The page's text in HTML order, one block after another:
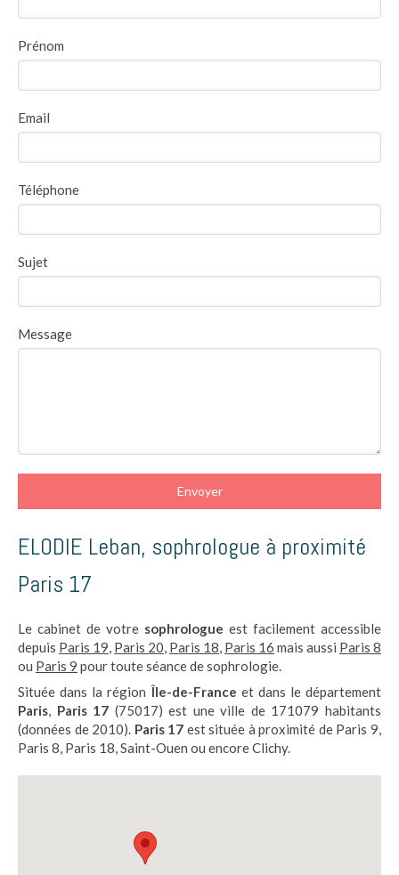
Prénom
Email
Téléphone
Sujet
Message
Envoyer
ELODIE Leban, sophrologue à proximité
Paris 17
Le cabinet de votre sophrologue est facilement accessible
depuis Paris 19, Paris 20, Paris 18, Paris 16 mais aussi Paris 8
ou Paris 9 pour toute séance de sophrologie.
Située dans la régionÎle-de-France et dans le département
Paris, Paris 17 (75017) est une ville de 171079 habitants
(données de 2010). Paris 17 est située à proximité de Paris 9,
Paris 8, Paris 18, Saint-Ouen ou encore Clichy.